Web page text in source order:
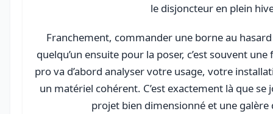
le disjoncteur en plein
Franchement, commander une borne au
quelqu’un ensuite pour la poser, c’est souvent
pro va d’abord analyser votre usage, votre
un matériel cohérent. C’est exactement là que
projet bien dimensionné et une galère